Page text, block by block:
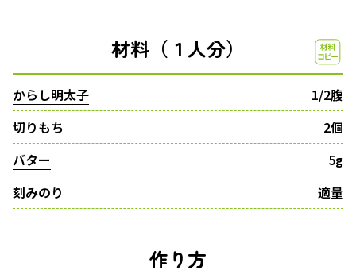
材料（１人分）
からし明太子
1/2腹
切りもち
2個
バター
5g
刻みのり
適量
作り方